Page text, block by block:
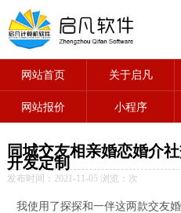
网站首页 关于启凡
网站报价 小程序
同城交友相亲婚恋婚介
开发定制
发布时间：2021-11-05 浏览： 次
我使用了探探和一伴这两款交友